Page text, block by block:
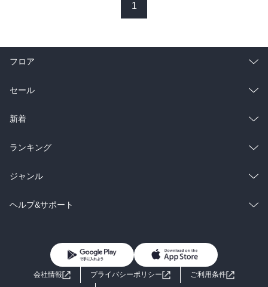
1
フロア
総合
ラノベ
雑誌・グラビア
BL・TL
セール
総合
ラノベ
雑誌・グラビア
BL・TL
新着
総合
ラノベ
雑誌・グラビア
ランキング
総合
ラノベ
ジャンル
コミック
ライトノベル 男子向けラノベ
ヘルプ&サポート
よくあるご質問 お問い合わせ
会社情報 プライバシーポリシー
ご利用条件